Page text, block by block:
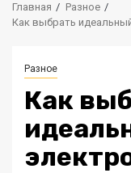
Главная
Разное
Как выбрать
Разное
Как